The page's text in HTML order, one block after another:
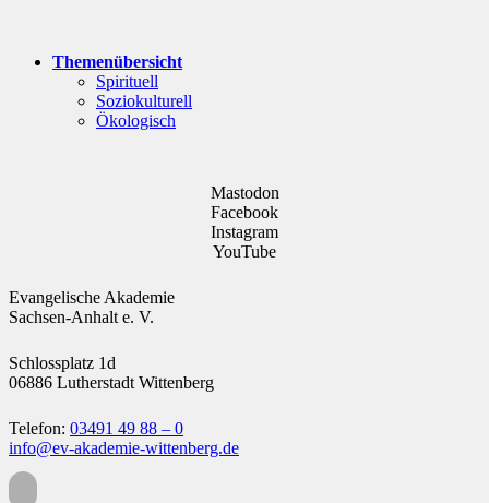
Themenübersicht
Spirituell
Soziokulturell
Ökologisch
Mastodon
Facebook
Instagram
YouTube
Evangelische Akademie
Sachsen-Anhalt e. V.
Schlossplatz 1d
06886 Lutherstadt Wittenberg
Telefon: 03491 49 88 – 0
info@ev-akademie-wittenberg.de